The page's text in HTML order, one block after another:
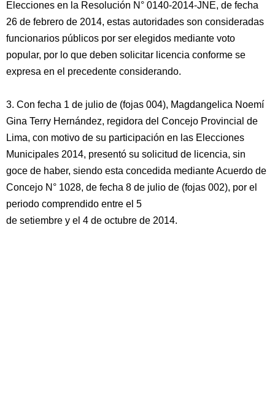
Elecciones en la Resolución N° 0140-2014-JNE, de fecha
26 de febrero de 2014, estas autoridades son consideradas
funcionarios públicos por ser elegidos mediante voto
popular, por lo que deben solicitar licencia conforme se
expresa en el precedente considerando.
3. Con fecha 1 de julio de (fojas 004), Magdangelica Noemí
Gina Terry Hernández, regidora del Concejo Provincial de
Lima, con motivo de su participación en las Elecciones
Municipales 2014, presentó su solicitud de licencia, sin
goce de haber, siendo esta concedida mediante Acuerdo de
Concejo N° 1028, de fecha 8 de julio de (fojas 002), por el
periodo comprendido entre el 5
de setiembre y el 4 de octubre de 2014.